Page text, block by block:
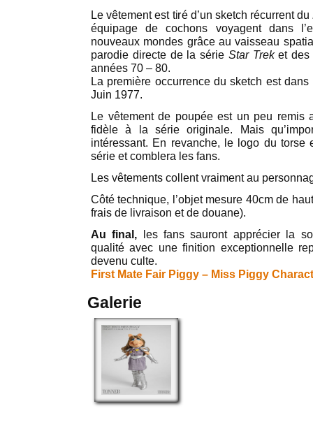
Le vêtement est tiré d’un sketch récurrent du
équipage de cochons voyagent dans
nouveaux mondes grâce au vaisseau
parodie directe de la série Star Treket des
années 70 – 80.
La première occurrence du sketch est
Juin 1977.
Le vêtement de poupée est un peu remis
fidèle à la série originale. Mais
intéressant. En revanche, le logo du
série et comblera les fans.
Les vêtements collent vraiment au
Côté technique, l’objet mesure 40cm de
frais de livraison et de douane).
Au final,
les fans sauront apprécier la
qualité avec une finition exceptionnelle
devenu culte.
First Mate Fair Piggy – Miss Piggy
Galerie